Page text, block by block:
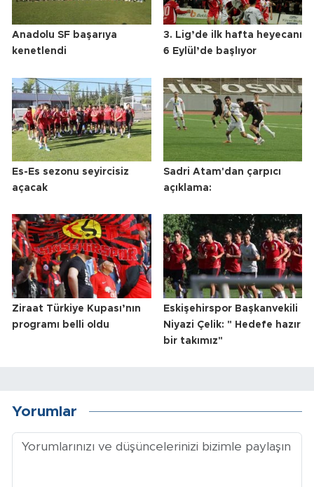
Anadolu SF başarıya
kenetlendi
3. Lig’de ilk hafta heyecanı
6 Eylül’de başlıyor
Es-Es sezonu seyircisiz
açacak
Sadri Atam'dan çarpıcı
açıklama:
Ziraat Türkiye Kupası’nın
programı belli oldu
Eskişehirspor Başkanvekili
Niyazi Çelik: " Hedefe hazır
bir takımız"
Yorumlar